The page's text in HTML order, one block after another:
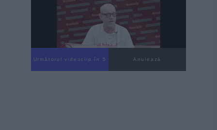
Următorul videoclip în 4 Anulează